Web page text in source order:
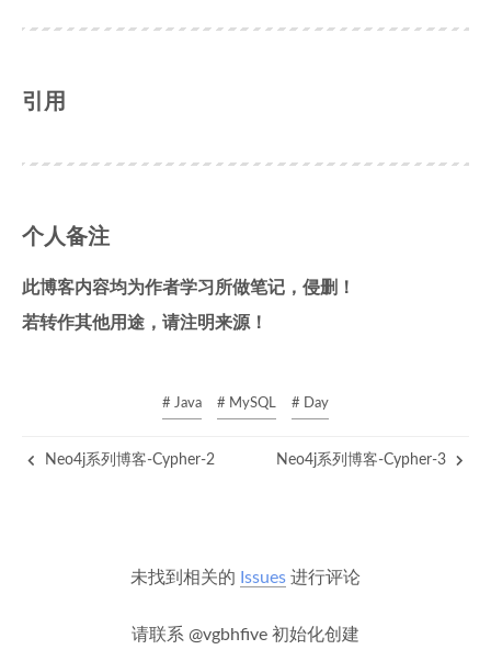
引用
个人备注
此博客内容均为作者学习所做笔记，侵删！
若转作其他用途，请注明来源！
# Java # MySQL # Day
Neo4j系列博客-Cypher-2 Neo4j系列博客-Cypher-3
未找到相关的 Issues 进行评论
请联系 @vgbhfive 初始化创建